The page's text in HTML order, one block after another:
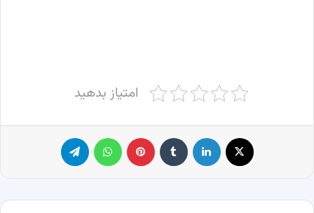
امتیاز بدهید
لینکدین ‫تامبلر پینترست